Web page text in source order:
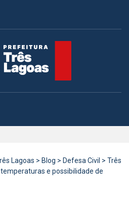
Lagoas > Blog > Defesa Civil > Três
e possibilidade de